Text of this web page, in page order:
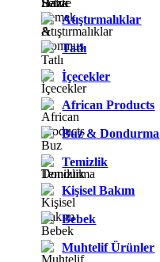
Atıştırmalıklar
Tatlı
İçecekler
African Products
Buz & Dondurma
Temizlik
Kişisel Bakım
Bebek
Muhtelif Ürünler